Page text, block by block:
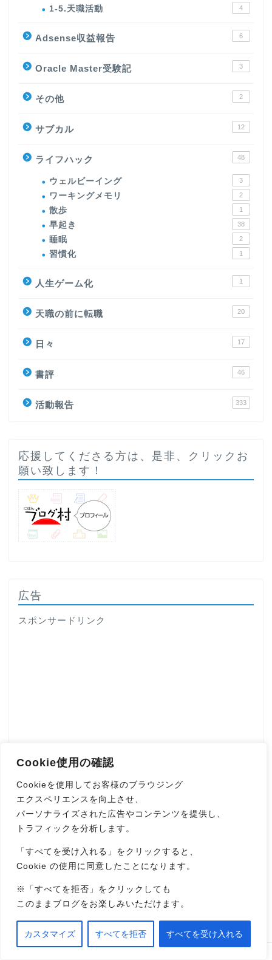
Cookie使用の確認
Cookieを使用してお客様のブラウジング
エクスペリエンスを向上させ、
パーソナライズされた広告やコンテンツを提供し、
トラフィックを分析します。
「すべてを受け入れる」をクリックすると、
Cookie の使用に同意したことになります。
※「すべてを拒否」をクリックしても
このままブログをお楽しみいただけます。
カスタマイズ すべてを拒否 すべてを受け入れる
1-5.天職活動 4
Adsense収益報告 6
Oracle Master受験記 3
その他 2
サブカル 12
ライフハック 48
ウェルビーイング 3
ワーキングメモリ 2
散歩 1
早起き 38
睡眠 2
習慣化 1
人生ゲーム化 1
天職の前に転職 20
日々 17
書評 46
活動報告 333
応援してくださる方は、是非、クリックお
願い致します！
広告
スポンサードリンク